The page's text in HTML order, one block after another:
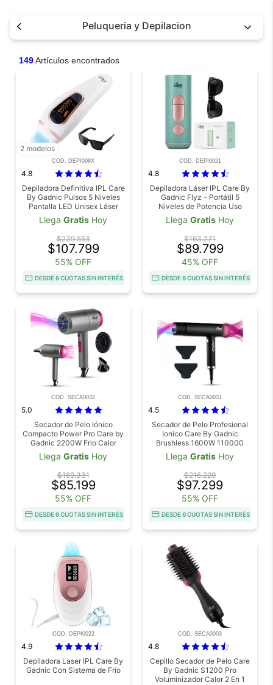
Peluqueria y Depilacion
149Artículos encontrados
2 modelos
COD. DEPI008X
4.8
Depiladora Definitiva IPL Care
By Gadnic Pulsos 5 Niveles
Pantalla LED Unisex Láser
Llega Gratis Hoy
$239.553
$107.799
55% OFF
DESDE 6 CUOTAS SIN INTERÉS
COD. DEPI0021
4.8
Depiladora Láser IPL Care By
Gadnic Flyz – Portátil 5
Niveles de Potencia Uso
Unisex Tecnología de Luz
Pulsada
Llega Gratis Hoy
$163.271
$89.799
45% OFF
DESDE 6 CUOTAS SIN INTERÉS
COD. SECA0032
5.0
Secador de Pelo Iónico
Compacto Power Pro Care by
Gadnic 2200W Frio Calor
Difusor Antifrizz
Llega Gratis Hoy
$189.331
$85.199
55% OFF
DESDE 6 CUOTAS SIN INTERÉS
COD. SECA0031
4.5
Secador de Pelo Profesional
Ionico Care By Gadnic
Brushless 1600W 110000
RPM 3 Velocidades 3
Temperaturas Anti Frizz
Llega Gratis Hoy
$216.220
$97.299
55% OFF
DESDE 6 CUOTAS SIN INTERÉS
COD. DEPI0022
4.9
Depiladora Laser IPL Care By
Gadnic Con Sistema de Frío
COD. SECA0003
4.8
Cepillo Secador de Pelo Care
By Gadnic S1200 Pro
Voluminizador Calor 2 En 1